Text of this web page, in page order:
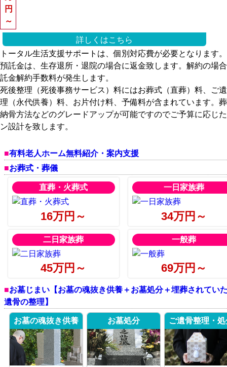
円
～
詳しくはこちら
トータル生活支援サポートは、個別対応費が必要となります。
預託金は、生存退所・退院の場合に返金致します。解約の場
託金解約手数料が発生します。
死後整理（死後事務サービス）料にはお葬式（直葬）料、ご
理（永代供養）料、お片付け料、予備料が含まれています。
納骨方法などのグレードアップが可能ですのでご予算に応じ
ン設計を致します。
有料老人ホーム無料紹介・案内支援
お葬式・葬儀
直葬・火葬式
16万円～
一日家族葬
34万円～
二日家族葬
45万円～
一般葬
69万円～
お墓じまい【お墓の魂抜き供養＋お墓処分＋埋葬されてい
遺骨の整理】
お墓の魂抜き供養 お墓処分 ご遺骨整理・処